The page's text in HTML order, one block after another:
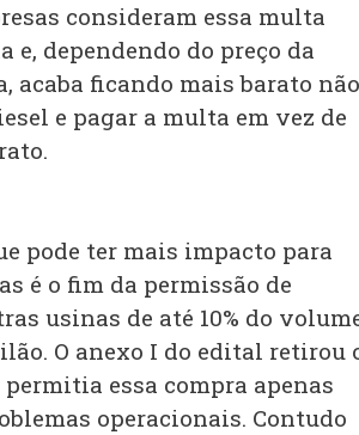
consideram essa multa
e, dependendo do preço da
acaba ficando mais barato não
e pagar a multa em vez de
pode ter mais impacto para
é o fim da permissão de
usinas de até 10% do
O anexo I do edital retirou
permitia essa compra apenas
operacionais. Contudo